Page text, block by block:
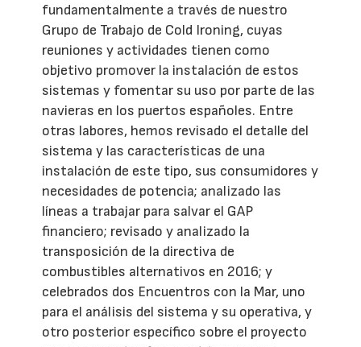
fundamentalmente a través de nuestro
Grupo de Trabajo de Cold Ironing, cuyas
reuniones y actividades tienen como
objetivo promover la instalación de estos
sistemas y fomentar su uso por parte de las
navieras en los puertos españoles. Entre
otras labores, hemos revisado el detalle del
sistema y las características de una
instalación de este tipo, sus consumidores y
necesidades de potencia; analizado las
líneas a trabajar para salvar el GAP
financiero; revisado y analizado la
transposición de la directiva de
combustibles alternativos en 2016; y
celebrados dos Encuentros con la Mar, uno
para el análisis del sistema y su operativa, y
otro posterior específico sobre el proyecto